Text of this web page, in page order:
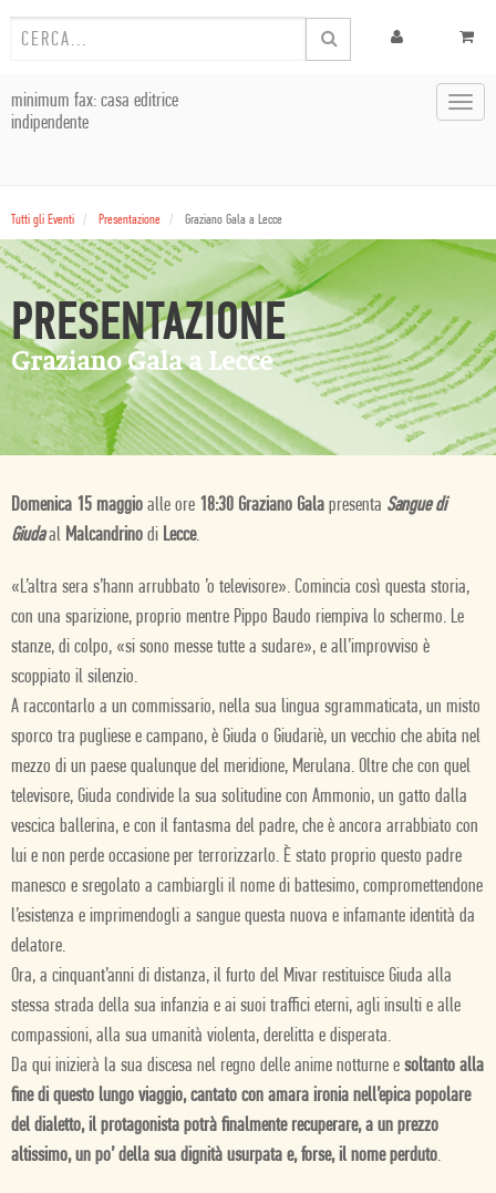
minimum fax: casa editrice
indipendente
Tutti gli Eventi Presentazione Graziano Gala a Lecce
PRESENTAZIONE
Graziano Gala a Lecce
Domenica 15 maggio alle ore 18:30 Graziano Gala presenta Sangue di
Giuda al Malcandrino di Lecce.
«L’altra sera s’hann arrubbato ’o televisore». Comincia così questa storia,
con una sparizione, proprio mentre Pippo Baudo riempiva lo schermo. Le
stanze, di colpo, «si sono messe tutte a sudare», e all’improvviso è
scoppiato il silenzio.
A raccontarlo a un commissario, nella sua lingua sgrammaticata, un misto
sporco tra pugliese e campano, è Giuda o Giudariè, un vecchio che abita nel
mezzo di un paese qualunque del meridione, Merulana. Oltre che con quel
televisore, Giuda condivide la sua solitudine con Ammonio, un gatto dalla
vescica ballerina, e con il fantasma del padre, che è ancora arrabbiato con
lui e non perde occasione per terrorizzarlo. È stato proprio questo padre
manesco e sregolato a cambiargli il nome di battesimo, compromettendone
l’esistenza e imprimendogli a sangue questa nuova e infamante identità da
delatore.
Ora, a cinquant’anni di distanza, il furto del Mivar restituisce Giuda alla
stessa strada della sua infanzia e ai suoi traffici eterni, agli insulti e alle
compassioni, alla sua umanità violenta, derelitta e disperata.
Da qui inizierà la sua discesa nel regno delle anime notturne e soltanto alla
fine di questo lungo viaggio, cantato con amara ironia nell’epica popolare
del dialetto, il protagonista potrà finalmente recuperare, a un prezzo
altissimo, un po’ della sua dignità usurpata e, forse, il nome perduto.